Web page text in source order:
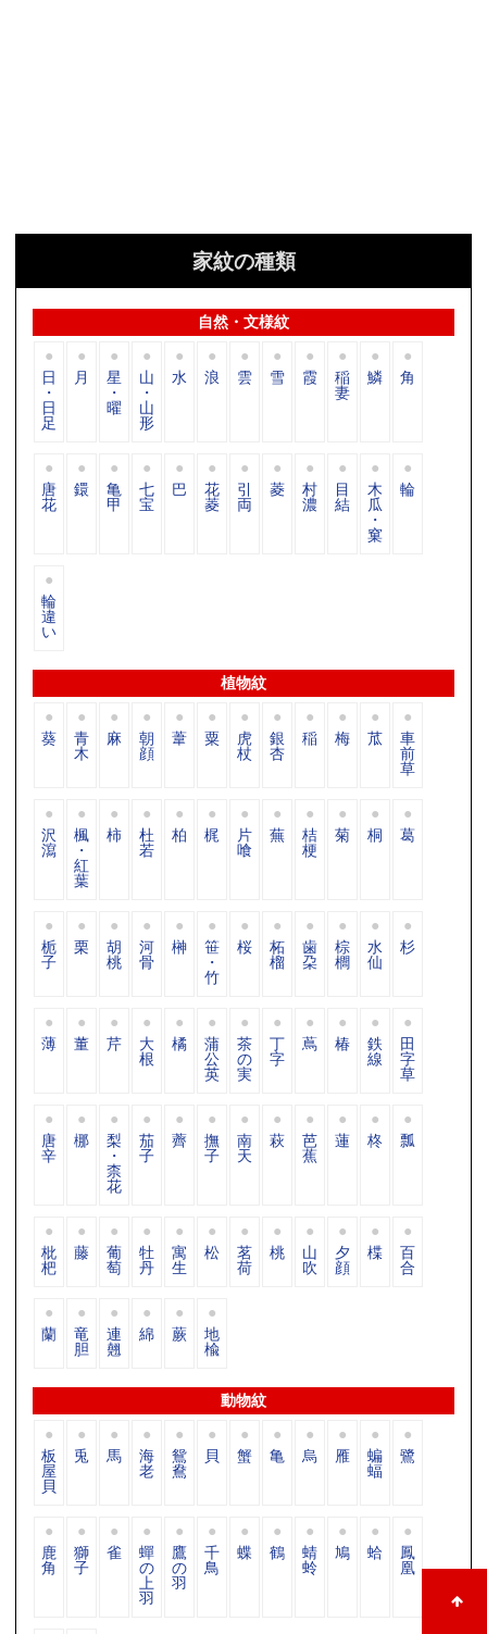
家紋の種類
自然・文様紋
日
・
日
足
月 星
・
曜
山
・
山
形
水 浪 雲 雪 霞 稲
妻
鱗 角
唐
花
鐶 亀
甲
七
宝
巴 花
菱
引
両
菱 村
濃
目
結
木
瓜
・
窠
輪
輪
違
い
植物紋
葵 青
木
麻 朝
顔
葦 粟 虎
杖
銀
杏
稲 梅 苽 車
前
草
沢
瀉
楓
・
紅
葉
柿 杜
若
柏 梶 片
喰
蕪 桔
梗
菊 桐 葛
栀
子
栗 胡
桃
河
骨
榊 笹
・
竹
桜 柘
榴
歯
朶
棕
櫚
水
仙
杉
薄 董 芹 大
根
橘 蒲
公
英
茶
の
実
丁
字
蔦 椿 鉄
線
田
字
草
唐
辛
梛 梨
・
柰
花
茄
子
薺 撫
子
南
天
萩 芭
蕉
蓮 柊 瓢
枇
杷
藤 葡
萄
牡
丹
寓
生
松 茗
荷
桃 山
吹
夕
顔
楪 百
合
蘭 竜
胆
連
翹
綿 蕨 地
楡
動物紋
板
屋
貝
兎 馬 海
老
鴛
鴦
貝 蟹 亀 烏 雁 蝙
蝠
鷺
鹿
角
獅
子
雀 蟬
の
上
羽
鷹
の
羽
千
鳥
蝶 鶴 蜻
蛉
鳩 蛤 鳳
凰